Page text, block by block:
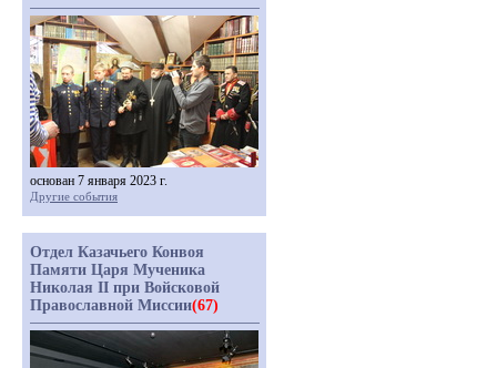
основан 7 января 2023 г.
Другие события
Отдел Казачьего Конвоя
Памяти Царя Мученика
Николая II при Войсковой
Православной Миссии(67)